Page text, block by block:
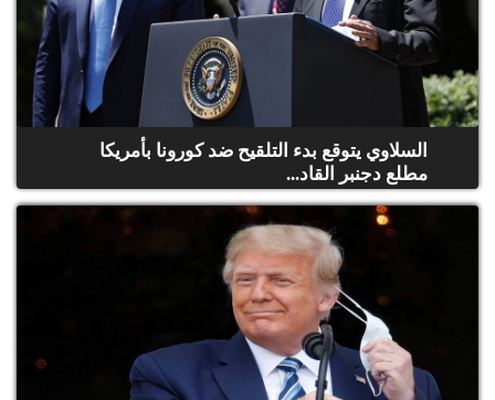
السلاوي يتوقع بدء التلقيح ضد كورونا بأمريكا
مطلع دجنبر القاد...